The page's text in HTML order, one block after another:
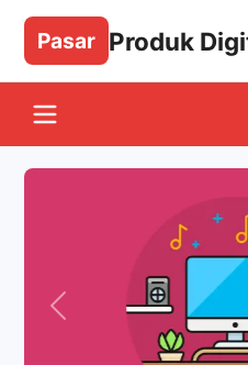
Pasar Produk
Marketplace